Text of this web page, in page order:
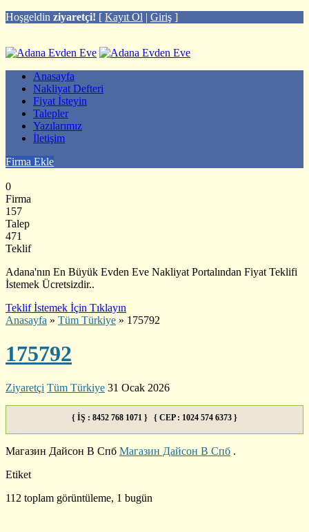
Hoşgeldin ziyaretçi! [ Kayıt Ol | Giriş ]
Anasayfa
Nakliyat Defteri
Fiyat İsteyin
Talepler
Yazılarımız
İletişim
Firma Ekle
0
Firma
157
Talep
471
Teklif
Adana'nın En Büyük Evden Eve Nakliyat Portalından Fiyat Teklifi
İstemek Ücretsizdir..
Teklif İstemek İçin Tıklayın
Anasayfa » Tüm Türkiye » 175792
175792
Ziyaretçi Tüm Türkiye 31 Ocak 2026
{ İŞ : 8452 768 1071 } { CEP : 1024 574 6373 }
Магазин Дайсон В Спб Магазин Дайсон В Спб .
Etiket
112 toplam görüntüleme, 1 bugün